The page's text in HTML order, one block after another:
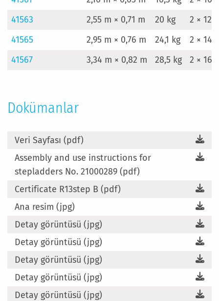
41563
2,55 m × 0,71 m 20 kg
2 × 12
41565
2,95 m × 0,76 m 24,1 kg
2 × 14
41567
3,34 m × 0,82 m 28,5 kg 2 × 16
Dokümanlar
Veri Sayfası (pdf)
Assembly and use instructions for
stepladders No. 21000289 (pdf)
Certificate R13step B (pdf)
Ana resim (jpg)
Detay görüntüsü (jpg)
Detay görüntüsü (jpg)
Detay görüntüsü (jpg)
Detay görüntüsü (jpg)
Detay görüntüsü (jpg)